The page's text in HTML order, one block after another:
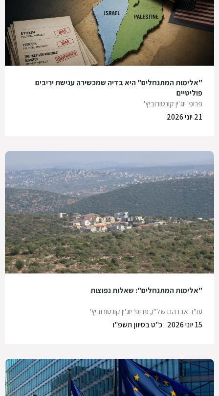
"אלימות המתנחלים" היא בדיה שמכשירה ענישת יריבים
פוליטיים
פרופ' יוג'ין קונטורוביץ'
21 יוני 2026
"אלימות המתנחלים": שאלות נפוצות
עו"ד אברהם של"ו, פרופ' יוג'ין קונטורוביץ'
כ"ט בסיוון תשפ"ו
15 יוני 2026